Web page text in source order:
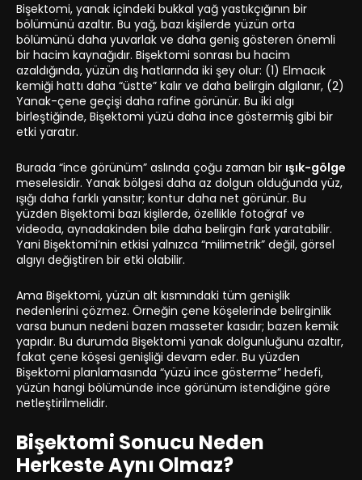
Bişektomi, yanak içindeki bukkal yağ yastıkçığının bir
bölümünü azaltır. Bu yağ, bazı kişilerde yüzün orta
bölümünü daha yuvarlak ve daha geniş gösteren önemli
bir hacim kaynağıdır. Bişektomi sonrası bu hacim
azaldığında, yüzün dış hatlarında iki şey olur: (1) Elmacık
kemiği hattı daha “üstte” kalır ve daha belirgin algılanır, (2)
Yanak-çene geçişi daha rafine görünür. Bu iki algı
birleştiğinde, Bişektomi yüzü daha ince göstermiş gibi bir
etki yaratır.
Burada “ince görünüm” aslında çoğu zaman bir ışık-gölge
meselesidir. Yanak bölgesi daha az dolgun olduğunda yüz,
ışığı daha farklı yansıtır; kontur daha net görünür. Bu
yüzden Bişektomi bazı kişilerde, özellikle fotoğraf ve
videoda, aynadakinden bile daha belirgin fark yaratabilir.
Yani Bişektomi’nin etkisi yalnızca “milimetrik” değil, görsel
algıyı değiştiren bir etki olabilir.
Ama Bişektomi, yüzün alt kısmındaki tüm genişlik
nedenlerini çözmez. Örneğin çene köşelerinde belirginlik
varsa bunun nedeni bazen masseter kasıdır; bazen kemik
yapıdır. Bu durumda Bişektomi yanak dolgunluğunu azaltır,
fakat çene köşesi genişliği devam eder. Bu yüzden
Bişektomi planlamasında “yüzü ince gösterme” hedefi,
yüzün hangi bölümünde ince görünüm istendiğine göre
netleştirilmelidir.
Bişektomi Sonucu Neden
Herkeste Aynı Olmaz?